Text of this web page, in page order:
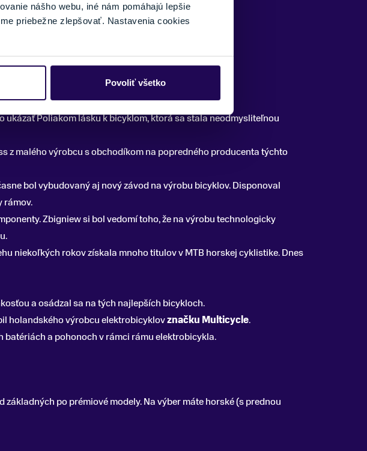
nášho webu, iné nám pomáhajú lepšie
priebežne zlepšovať. Nastavenia cookies
Povoliť všetko
ukázať Poliakom lásku k bicyklom, ktorá sa stala neodmysliteľnou
z malého výrobcu s obchodíkom na popredného producenta týchto
bol vybudovaný aj nový závod na výrobu bicyklov. Disponoval
rámov.
Zbigniew si bol vedomí toho, že na výrobu technologicky
niekoľkých rokov získala mnoho titulov v MTB horskej cyklistike. Dnes
a osádzal sa na tých najlepších bicykloch.
holandského výrobcu elektrobicyklovznačku Multicycle.
batériách a pohonoch v rámci rámu elektrobicykla.
po prémiové modely. Na výber máte horské (s prednou